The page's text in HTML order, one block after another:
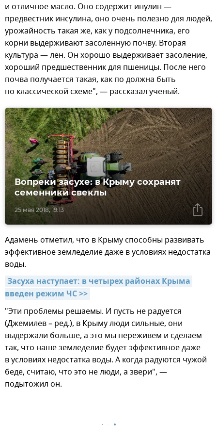
и отличное масло. Оно содержит инулин —
предвестник инсулина, оно очень полезно для людей,
урожайность такая же, как у подсолнечника, его
корни выдерживают засоленную почву. Вторая
культура — лен. Он хорошо выдерживает засоление,
хороший предшественник для пшеницы. После него
почва получается такая, как по должна быть
по классической схеме", — рассказал ученый.
25 мая 2018, 19:13
Вопреки засухе: в Крыму сохранят
семенники свеклы
Адамень отметил, что в Крыму способны развивать
эффективное земледелие даже в условиях недостатка
воды.
Засуха наступает: в четырех районах Крыма
введен режим ЧС >>
"Эти проблемы решаемы. И пусть не радуется
(Джемилев – ред.), в Крыму люди сильные, они
выдержали больше, а это мы переживем и сделаем
так, что наше земледелие будет эффективное даже
в условиях недостатка воды. А когда радуются чужой
беде, считаю, что это не люди, а звери", —
подытожил он.